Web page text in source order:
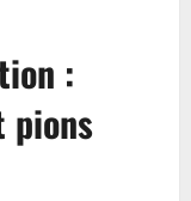
:
pions